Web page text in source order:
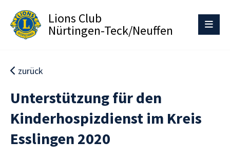
Lions Club
Nürtingen-Teck/Neuffen
zurück
Unterstützung für den
Kinderhospizdienst im Kreis
Esslingen 2020